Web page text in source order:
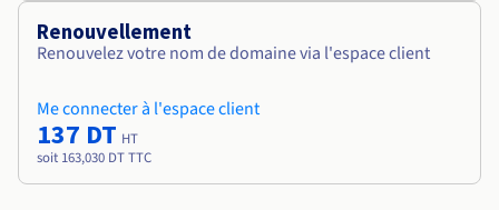
Renouvellement
Renouvelez votre nom de domaine via l'espace client
Me connecter à l'espace client
137 DT HT
soit 163,030 DT TTC